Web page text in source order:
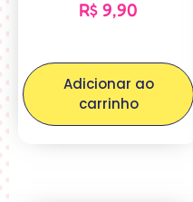
R$ 9,90
Adicionar ao
carrinho